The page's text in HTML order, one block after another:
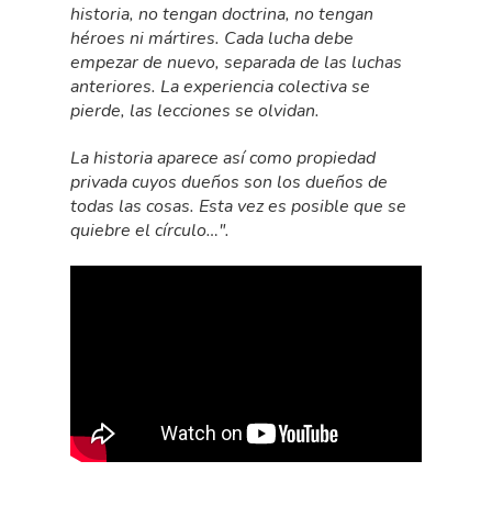
historia, no tengan doctrina, no tengan
héroes ni mártires. Cada lucha debe
empezar de nuevo, separada de las luchas
anteriores. La experiencia colectiva se
pierde, las lecciones se olvidan.
La historia aparece así como propiedad
privada cuyos dueños son los dueños de
todas las cosas. Esta vez es posible que se
quiebre el círculo…".